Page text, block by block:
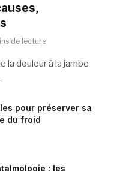
de lecture
la douleur à la jambe
pour préserver sa
du froid
: les